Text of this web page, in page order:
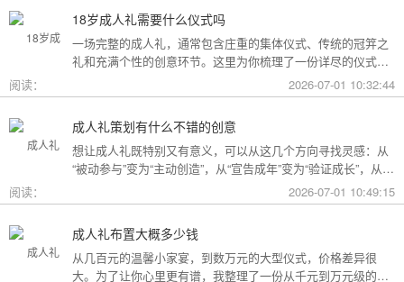
18岁成人礼需要什么仪式吗
一场完整的成人礼，通常包含庄重的集体仪式、传统的冠笄之
礼和充满个性的创意环节。这里为你梳理了一份详尽的仪式清
阅读： 2026-07-01 10:32:44
成人礼策划有什么不错的创意
想让成人礼既特别又有意义，可以从这几个方向寻找灵感：从
“被动参与”变为“主动创造”，从“宣告成年”变为“验证成长”，从
阅读： 2026-07-01 10:49:15
成人礼布置大概多少钱
从几百元的温馨小家宴，到数万元的大型仪式，价格差异很
大。为了让你心里更有谱，我整理了一份从千元到万元级的费